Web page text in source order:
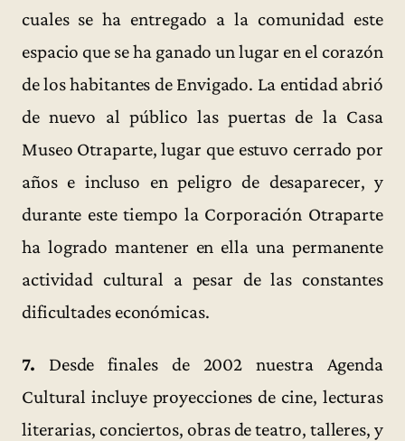
cuales se ha entregado a la comunidad este
espacio que se ha ganado un lugar en el corazón
de los habitantes de Envigado. La entidad abrió
de nuevo al público las puertas de la Casa
Museo Otraparte, lugar que estuvo cerrado por
años e incluso en peligro de desaparecer, y
durante este tiempo la Corporación Otraparte
ha logrado mantener en ella una permanente
actividad cultural a pesar de las constantes
dificultades económicas.
7. Desde finales de 2002 nuestra Agenda
Cultural incluye proyecciones de cine, lecturas
literarias, conciertos, obras de teatro, talleres, y